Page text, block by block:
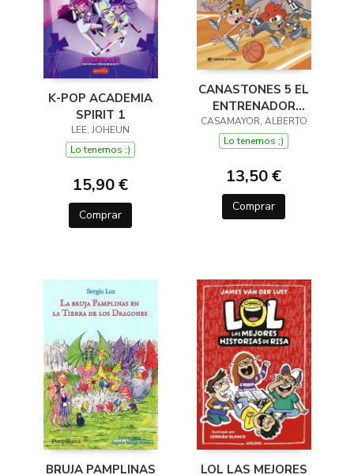
K-POP ACADEMIA
SPIRIT 1
LEE, JOHEUN
Lo tenemos ;)
15,90 €
Comprar
CANASTONES 5 EL
ENTRENADOR
CHIFLADO
CASAMAYOR, ALBERTO
Lo tenemos ;)
13,50 €
Comprar
BRUJA PAMPLINAS LOL LAS MEJORES